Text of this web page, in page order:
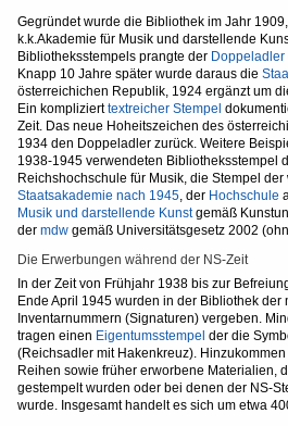
Gegründet wurde die Bibliothek im Jahr
k.k.Akademie für Musik und darstellende
Bibliotheksstempels prangte der
Knapp 10 Jahre später wurde daraus die
österreichichen Republik, 1924 ergänzt um
Ein komplizierttextreicher Stempel
Zeit. Das neue Hoheitszeichen des
1934 den Doppeladler zurück. Weitere
1938-1945 verwendeten Bibliotheksstempel
Reichshochschule für Musik, die Stempel
Staatsakademie nach 1945, der Hochschule
Musik und darstellende Kunstgemäß
der mdw gemäß Universitätsgesetz 2002
Die Erwerbungen während der NS-Zeit
In der Zeit von Frühjahr 1938 bis zur
Ende April 1945 wurden in der Bibliothek der
Inventarnummern (Signaturen) vergeben.
tragen einen Eigentumsstempel der die
(Reichsadler mit Hakenkreuz).
Reihen sowie früher erworbene Materialien,
gestempelt wurden oder bei denen der NS-
wurde. Insgesamt handelt es sich um etwa